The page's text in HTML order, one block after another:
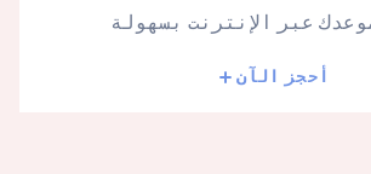
عبر الإنترنت بسهولة
أحجز الآن